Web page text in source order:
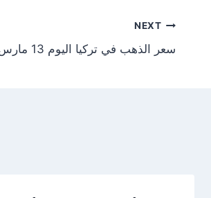
NEXT
سعر الذهب في تركيا اليوم 13 مارس 2025